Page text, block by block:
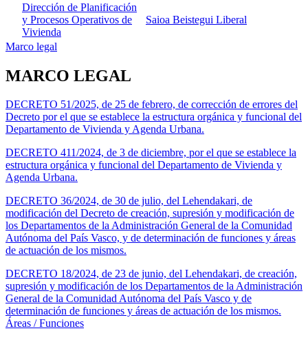
Dirección de Planificación
y Procesos Operativos de
Vivienda
Saioa Beistegui Liberal
Marco legal
MARCO LEGAL
DECRETO 51/2025, de 25 de febrero, de corrección de errores del
Decreto por el que se establece la estructura orgánica y funcional del
Departamento de Vivienda y Agenda Urbana.
DECRETO 411/2024, de 3 de diciembre, por el que se establece la
estructura orgánica y funcional del Departamento de Vivienda y
Agenda Urbana.
DECRETO 36/2024, de 30 de julio, del Lehendakari, de
modificación del Decreto de creación, supresión y modificación de
los Departamentos de la Administración General de la Comunidad
Autónoma del País Vasco, y de determinación de funciones y áreas
de actuación de los mismos.
DECRETO 18/2024, de 23 de junio, del Lehendakari, de creación,
supresión y modificación de los Departamentos de la Administración
General de la Comunidad Autónoma del País Vasco y de
determinación de funciones y áreas de actuación de los mismos.
Áreas / Funciones